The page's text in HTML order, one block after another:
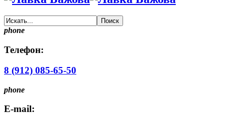
phone
Телефон:
8 (912) 085-65-50
phone
E-mail: